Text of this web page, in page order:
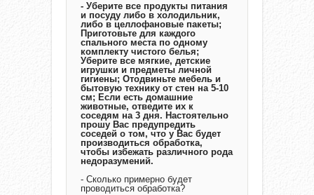
- Уберите все продукты питания
и посуду либо в холодильник,
либо в целлофановые пакеты;
Приготовьте для каждого
спального места по одному
комплекту чистого белья;
Уберите все мягкие, детские
игрушки и предметы личной
гигиены; Отодвиньте мебель и
бытовую технику от стен на 5-10
см; Если есть домашние
животные, отведите их к
соседям на 3 дня. Настоятельно
прошу Вас предупредить
соседей о том, что у Вас будет
производиться обработка,
чтобы избежать различного рода
недоразумений.
- Сколько примерно будет
проводиться обработка?